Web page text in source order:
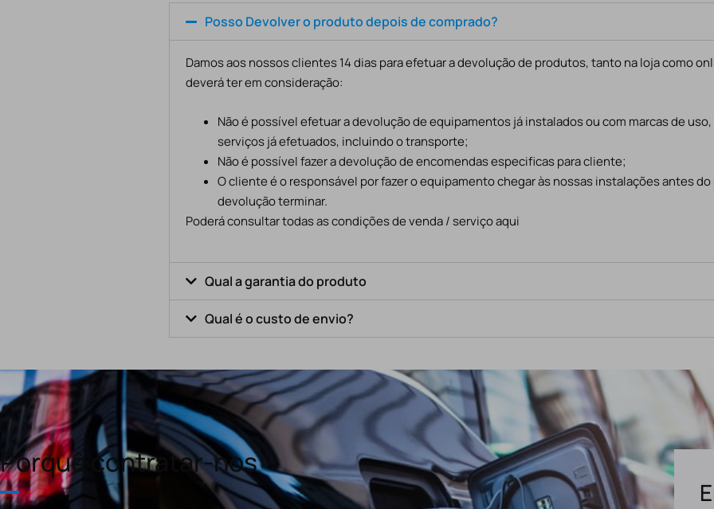
Posso Devolver o produto depois de comprado?
Damos aos nossos clientes 14 dias para efetuar a devolução de produtos, tanto na loja como
deverá ter em consideração:
Não é possível efetuar a devolução de equipamentos já instalados ou com marcas de
serviços já efetuados, incluindo o transporte;
Não é possível fazer a devolução de encomendas especificas para cliente;
O cliente é o responsável por fazer o equipamento chegar às nossas instalações antes
devolução terminar.
Poderá consultar todas as condições de venda / serviço aqui
Qual a garantia do produto
Qual é o custo de envio?
Porquê contratar-nos